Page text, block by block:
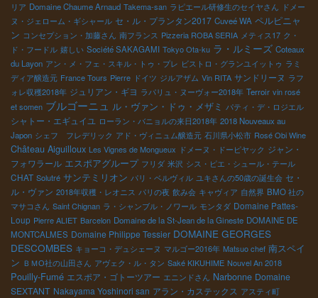
リア Domaine Chaume Arnaud Takema-san ラピエール研修生のセイヤさん ドメー
ヌ・ジェローム・ギシャール セ・ル・プランタン2017 Cuveé WA ペルピニャ
ン コンセプション・加藤さん 南フランス Pizzeria ROBA SERIA メティス17 ク・
ド・フードル 嬉しい Société SAKAGAMI Tokyo Ota-ku ラ・ルミーズ Coteaux
du Layon アン・メ・フェ・スキル・トゥ・プレ ビストロ・グランユイットゥ ラミ
ディア醸造元 France Tours Pierre ドイツ ジルアザム Vin RITA サンドリーヌ ラフ
ォレ収穫2018年 ジュリアン・ギヨ ラパリュ・ヌーヴォー2018年 Terroir vin rosé
et somen ブルゴーニュ ル・ヴァン・ドゥ・メザミ パティ・デ・ロジエル
シャトー・エギュイユ ローラン・バニョルの来日2018年 2018 Nouveaux au
Japon シェフ フレデリック アド・ヴィニュム醸造元 石川県小松市 Rosé Obi Wine
Château Aiguilloux Les Vignes de Mongueux ドメーヌ・ドーピヤック ジャン・
フォワラール エスポアグループ フリダ 米沢 シス・ピエ・シュール・テール
CHAT Solutré サンテミリオン パリ・ベルヴィル ユキさんの50歳の誕生会 セ・
ル・ヴァン 2018年収穫・レオニス パリの夜 飲み会 キャヴィア 自然界 BMO 社の
マサコさん Saint Chignan ラ・シャンブル・ノワール モンタダ Domaine Pattes-
Loup Pierre ALIET Barcelon Domaine de la St-Jean de la Gineste DOMAINE DE
MONTCALMES Domaine Philippe Tessier DOMAINE GEORGES
DESCOMBES キョーコ・デュシェーヌ マルゴー2016年 Matsuo chef 南スペイ
ン ＢＭО社の山田さん アヴェク・ル・タン Saké KIKUHIME Nouvel An 2018
Pouilly-Fumé エスポア・ゴトーツアー エニンドさん Narbonne Domaine
SEXTANT Nakayama Yoshinori san アラン・カステックス アスティ町